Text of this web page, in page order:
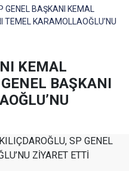
GENEL BAŞKANI KEMAL
TEMEL KARAMOLLAOĞLU’NU
KEMAL
BAŞKANI